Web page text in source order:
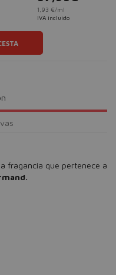
1,93 €/ml
IVA incluido
fragancia que pertenece a